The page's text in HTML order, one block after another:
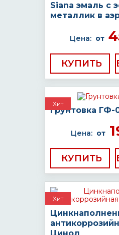
Siana эмаль с
металлик в
Цена: от
КУПИТЬ
Хит
Грунтовка ГФ-
Цена: от
КУПИТЬ
Хит